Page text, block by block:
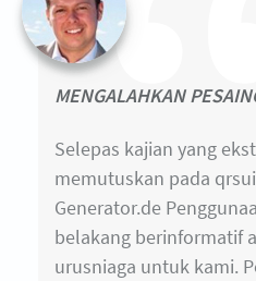
MENGALAHKAN
Selepas kajian yang
memutuskan pada
Generator.de
belakang berinformatif
urusniaga untuk kami.